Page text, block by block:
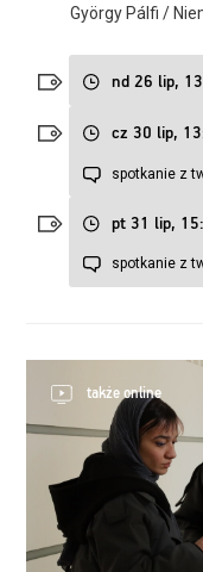
György Pálfi /
nd 26 lip,
cz 30 lip,
spotkanie z
pt 31 lip,
spotkanie z
także online